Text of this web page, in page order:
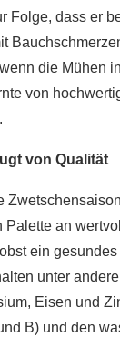
Folge, dass er
die Mühen
von
von Qualität
Palette an
ein
unter
Eisen und
B) und den